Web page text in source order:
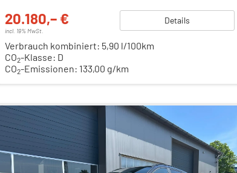
20.180,– €
incl. 19% MwSt.
Details
Verbrauch kombiniert: 5,90 l/100km
CO2-Klasse: D
CO2-Emissionen: 133,00 g/km